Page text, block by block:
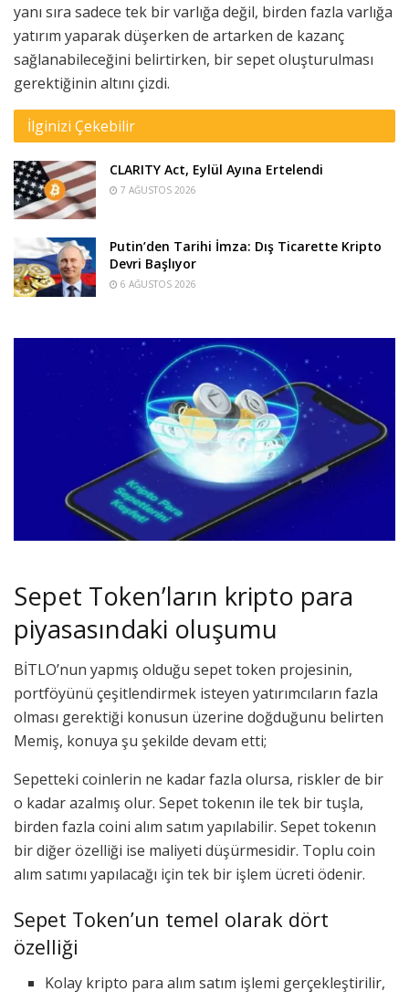
yanı sıra sadece tek bir varlığa değil, birden fazla varlığa
yatırım yaparak düşerken de artarken de kazanç
sağlanabileceğini belirtirken, bir sepet oluşturulması
gerektiğinin altını çizdi.
İlginizi Çekebilir
CLARITY Act, Eylül Ayına Ertelendi
7 AĞUSTOS 2026
Putin’den Tarihi İmza: Dış Ticarette Kripto
Devri Başlıyor
6 AĞUSTOS 2026
Sepet Token’ların kripto para
piyasasındaki oluşumu
BİTLO’nun yapmış olduğu sepet token projesinin,
portföyünü çeşitlendirmek isteyen yatırımcıların fazla
olması gerektiği konusun üzerine doğduğunu belirten
Memiş, konuya şu şekilde devam etti;
Sepetteki coinlerin ne kadar fazla olursa, riskler de bir
o kadar azalmış olur. Sepet tokenın ile tek bir tuşla,
birden fazla coini alım satım yapılabilir. Sepet tokenın
bir diğer özelliği ise maliyeti düşürmesidir. Toplu coin
alım satımı yapılacağı için tek bir işlem ücreti ödenir.
Sepet Token’un temel olarak dört
özelliği
Kolay kripto para alım satım işlemi gerçekleştirilir,